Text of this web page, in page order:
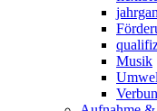
Musik